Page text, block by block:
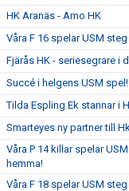
HK Aranäs - Amo HK
Våra F 16 spelar USM
Fjärås HK - seriesegrare i
Succé i helgens USM spel!
Tilda Espling Ek stannar i
Smarteyes ny partner till
Våra P 14 killar spelar
hemma!
Våra F 18 spelar USM